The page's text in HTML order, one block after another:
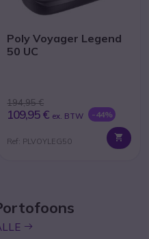
Poly Voyager Legend
50 UC
194,95 €
109,95 € ex. BTW -44%
Ref: PLVOYLEG50